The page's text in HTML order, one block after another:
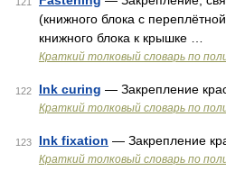
(книжного блока с
книжного блока к крышке …
Краткий толковый словарь по
122 Ink curing — Закрепление
Краткий толковый словарь по
123 Ink fixation — Закрепление
Краткий толковый словарь по